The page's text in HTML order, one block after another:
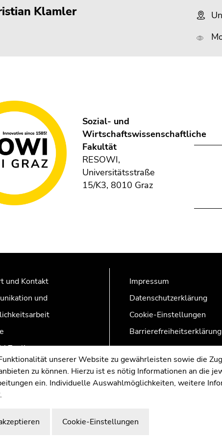
Klamler
Sozial- und
Wirtschaftswissenschaftliche
Fakultät
RESOWI,
Universitätsstraße
15/K3, 8010 Graz
und Kontakt
und
Impressum
Datenschutzerklärung
Cookie-Einstellungen
Barrierefreiheitserklärung
unserer Website zu gewährleisten sowie die
zu können. Hierzu ist es nötig Informationen an die
ein. Individuelle Auswahlmöglichkeiten, weitere
Cookie-Einstellungen